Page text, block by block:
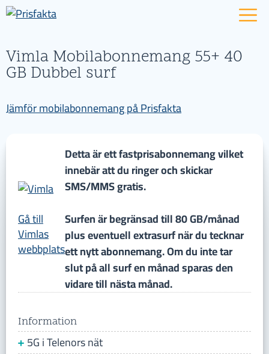
Vimla Mobilabonnemang 55+ 40
GB Dubbel surf
Jämför mobilabonnemang på Prisfakta
Gå till
Vimlas
webbplats
Detta är ett fastprisabonnemang vilket
innebär att du ringer och skickar
SMS/MMS gratis.
Surfen är begränsad till 80 GB/månad
plus eventuell extrasurf när du tecknar
ett nytt abonnemang. Om du inte tar
slut på all surf en månad sparas den
vidare till nästa månad.
Information
5G i Telenors nät